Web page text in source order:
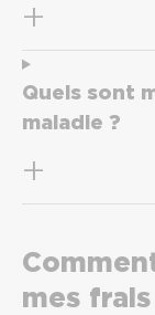
Quels sont
maladie ?
mes